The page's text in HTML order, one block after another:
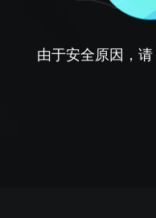
由于安全原因，请